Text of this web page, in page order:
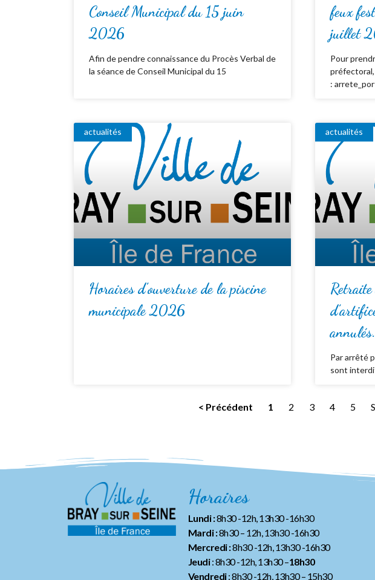
Conseil Municipal du 15 juin
2026
Afin de pendre connaissance du Procès Verbal de
la séance de Conseil Municipal du 15
feux
juillet
Pour
préfectoral,
:
actualités
Horaires d’ouverture de la piscine
municipale 2026
actualités
annulés.
Par arrêté
sont
< Précédent 1 2 3 4 5
Horaires
Lundi :8h30 -12h, 13h30 -16h30
Mardi :8h30 – 12h, 13h30 -16h30
Mercredi :8h30 -12h, 13h30 -16h30
Jeudi: 8h30 -12h, 13h30 –18h30
Vendredi: 8h30 -12h, 13h30– 15h30